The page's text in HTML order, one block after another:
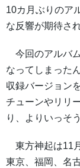
10カ月ぶりのア
な反響が期待され
今回のアルバ
なってしまった
収録バージョン
チューンやリリ
り、よりいっそ
東方神起は11
東京、福岡、名